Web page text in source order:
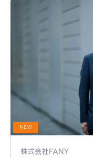
NEW
株式会社FANY